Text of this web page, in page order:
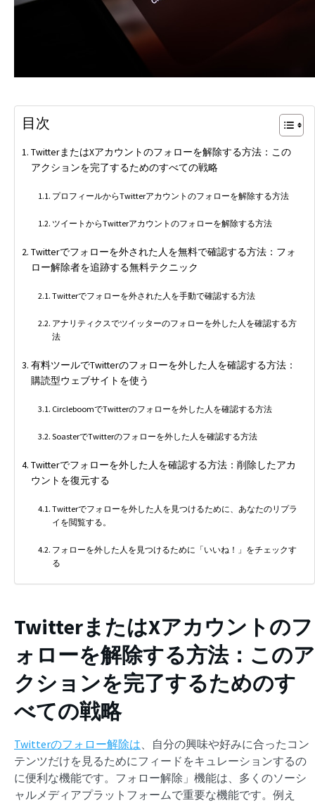
目次
TwitterまたはXアカウントのフォローを解除する方法：この
アクションを完了するためのすべての戦略
プロフィールからTwitterアカウントのフォローを解除する方法
ツイートからTwitterアカウントのフォローを解除する方法
Twitterでフォローを外された人を無料で確認する方法：フォ
ロー解除者を追跡する無料テクニック
Twitterでフォローを外された人を手動で確認する方法
アナリティクスでツイッターのフォローを外した人を確認する方
法
有料ツールでTwitterのフォローを外した人を確認する方法：
購読型ウェブサイトを使う
CircleboomでTwitterのフォローを外した人を確認する方法
SoasterでTwitterのフォローを外した人を確認する方法
Twitterでフォローを外した人を確認する方法：削除したアカ
ウントを復元する
Twitterでフォローを外した人を見つけるために、あなたのリプラ
イを閲覧する。
フォローを外した人を見つけるために「いいね！」をチェックす
る
TwitterまたはXアカウントのフ
ォローを解除する方法：このア
クションを完了するためのす
べての戦略
Twitterのフォロー解除は 、自分の興味や好みに合ったコン
テンツだけを見るためにフィードをキュレーションするの
に便利な機能です。フォロー解除」機能は、多くのソーシ
ャルメディアプラットフォームで重要な機能です。例え